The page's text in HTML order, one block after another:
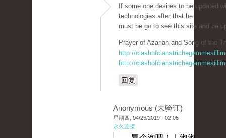
If some one desires to be updated
technologies after that he
must be go to see this site and be
Prayer of Azariah and Song of the
http://
http://
回复
Anonymous (未验证)
星期四, 04/25/2019 - 02:05
永久连接